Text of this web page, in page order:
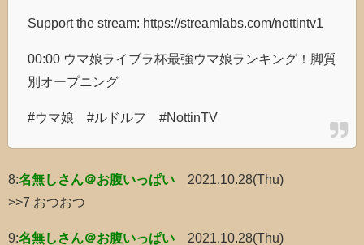
Support the stream: https://streamlabs.com/nottintv1
00:00 ウマ娘ライブラ杯最強ウマ娘ランキング！脚質
別オープニング
#ウマ娘 #ルドルフ #NottinTV
8:名無しさん＠お腹いっぱい
2021.10.28(Thu)
>>7 おつおつ
9:名無しさん＠お腹いっぱい
2021.10.28(Thu)